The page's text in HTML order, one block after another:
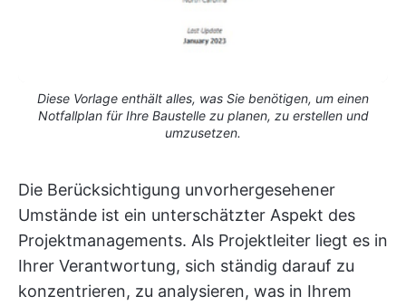
Diese Vorlage enthält alles, was Sie benötigen, um einen
Notfallplan für Ihre Baustelle zu planen, zu erstellen und
umzusetzen.
Die Berücksichtigung unvorhergesehener
Umstände ist ein unterschätzter Aspekt des
Projektmanagements. Als Projektleiter liegt es in
Ihrer Verantwortung, sich ständig darauf zu
konzentrieren, zu analysieren, was in Ihrem